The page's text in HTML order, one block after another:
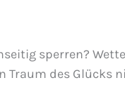
sperren?
Traum des Glücks